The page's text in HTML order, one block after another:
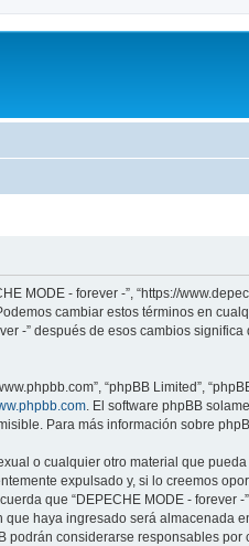
MODE - forever -”, “https://
cambiar estos términos en
-” después de esos cambios
“phpBB Limited”,
. El software phpBB
Para más información sobre
o cualquier otro material que
expulsado y, si lo creemos
que “DEPECHE MODE - forever
haya ingresado será almacenada
considerarse responsables